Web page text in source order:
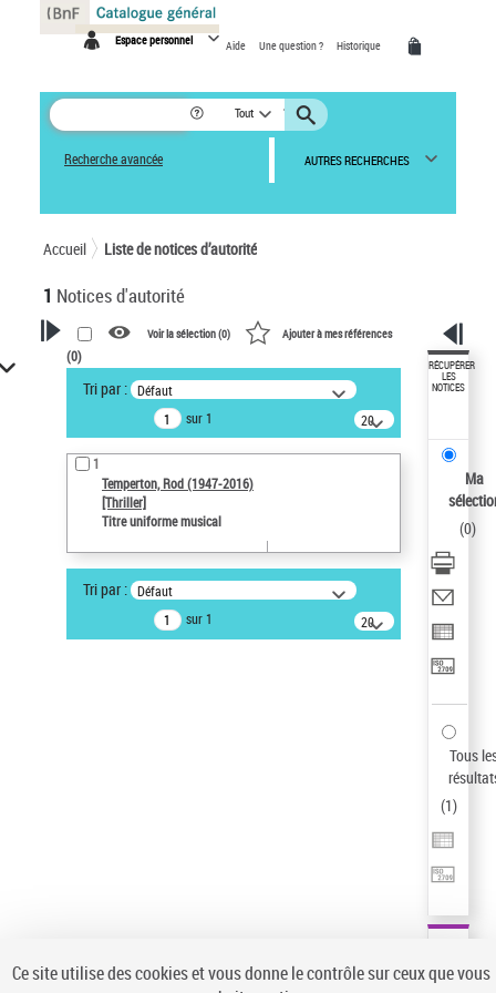
Espace personnel Aide Une question ? Historique
Tout
Recherche avancée AUTRES RECHERCHES
Accueil Liste de notices d’autorité
1 Notices d'autorité
VOTRE RECHERCHE
Recherche avancée dans les
notices d’autorité
Œuvres liées à l'auteur :
Temperton, Rod (1947-2016)
Sauvegarder votre recherche
AFFINER
Type de notice d'autorité
Voir la sélection (0) Ajouter à mes références
(0)
Tri par : Défaut
sur 1
20
résultats/page
1
Temperton, Rod (1947-2016)
[Thriller]
Titre uniforme musical
Tri par : Défaut
sur 1
20
résultats/page
RÉCUPÉRER
LES
NOTICES
Ma
(0)
Tous
(1)
Panneau de gestion des cookies
Ce site utilise des cookies et vous donne le contrôle sur ceux que vous